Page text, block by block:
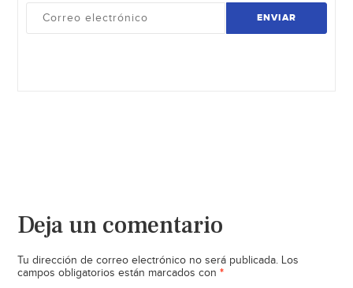
ENVIAR
Deja un comentario
Tu dirección de correo electrónico no será publicada. Los
campos obligatorios están marcados con *